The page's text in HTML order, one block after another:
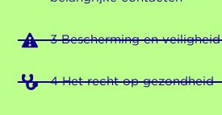
3 Bescherming en veiligheid
4 Het recht op gezondheid